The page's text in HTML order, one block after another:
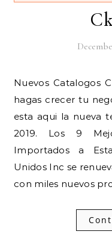
Nuevos Catalogos Cklass Preventa 2019 para que
hagas crecer tu
esta aqui la nueva
2019. Los 9
Importados a
Unidos Inc se
con miles nuevos